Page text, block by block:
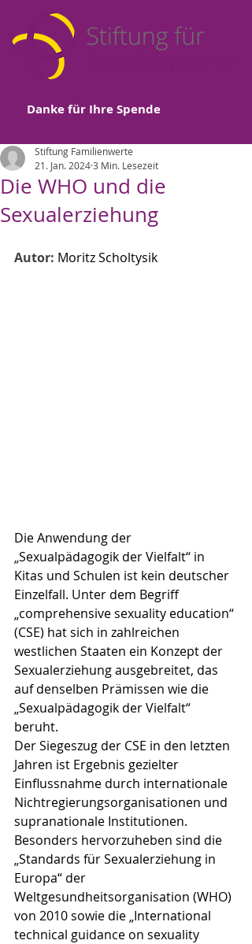
Danke für Ihre Spende
Die WHO und die
Sexualerziehung
Stiftung Familienwerte
21. Jan. 20243 Min. Lesezeit
Autor: Moritz Scholtysik
Die Anwendung der
„Sexualpädagogik der Vielfalt“ in
Kitas und Schulen ist kein deutscher
Einzelfall. Unter dem Begriff
„comprehensive sexuality education“
(CSE) hat sich in zahlreichen
westlichen Staaten ein Konzept der
Sexualerziehung ausgebreitet, das
auf denselben Prämissen wie die
„Sexualpädagogik der Vielfalt“
beruht.
Der Siegeszug der CSE in den letzten
Jahren ist Ergebnis gezielter
Einflussnahme durch internationale
Nichtregierungsorganisationen und
supranationale Institutionen.
Besonders hervorzuheben sind die
„Standards für Sexualerziehung in
Europa“ der
Weltgesundheitsorganisation (WHO)
von 2010 sowie die „International
technical guidance on sexuality